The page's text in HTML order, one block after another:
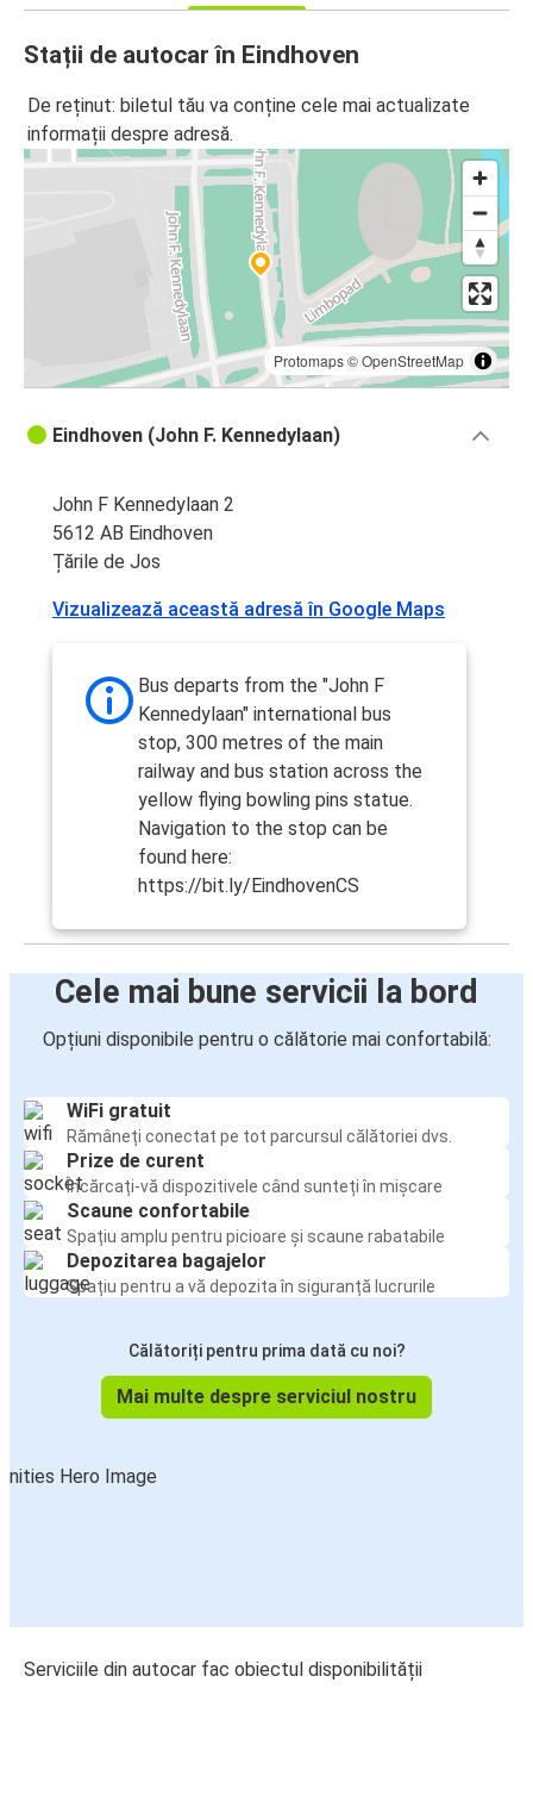
Stații de autocar în Eindhoven
De reținut: biletul tău va conține cele mai actualizate
informații despre adresă.
Protomaps©OpenStreetMap
Eindhoven (John F. Kennedylaan)
John F Kennedylaan 2
5612 AB Eindhoven
Țările de Jos
Vizualizează această adresă în Google Maps
Bus departs from the "John F
Kennedylaan" international bus
stop, 300 metres of the main
railway and bus station across the
yellow flying bowling pins statue.
Navigation to the stop can be
found here:
https://bit.ly/EindhovenCS
Cele mai bune servicii la bord
Opțiuni disponibile pentru o călătorie mai confortabilă:
WiFi gratuit
Rămâneți conectat pe tot parcursul călătoriei dvs.
Prize de curent
Încărcați-vă dispozitivele când sunteți în mișcare
Scaune confortabile
Spațiu amplu pentru picioare și scaune rabatabile
Depozitarea bagajelor
Spațiu pentru a vă depozita în siguranță lucrurile
Călătoriți pentru prima dată cu noi?
Mai multe despre serviciul nostru
Serviciile din autocar fac obiectul disponibilității